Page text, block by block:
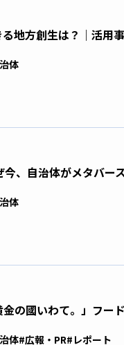
地方創生は？｜活用
体
今、自治体がメタバ
体
金の國いわて。」フー
体#広報・PR#レポート